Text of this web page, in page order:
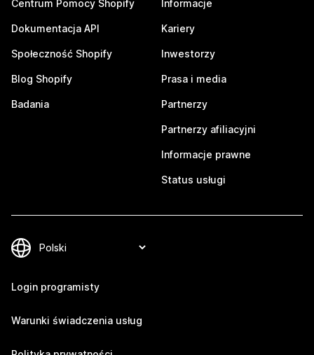
Centrum Pomocy Shopify
Dokumentacja API
Społeczność Shopify
Blog Shopify
Badania
Informacje
Kariery
Inwestorzy
Prasa i media
Partnerzy
Partnerzy afiliacyjni
Informacje prawne
Status usługi
Login programisty
Warunki świadczenia usług